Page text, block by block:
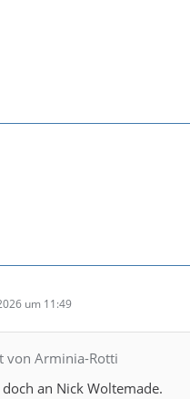
um 11:49
von Arminia-Rotti
an Nick Woltemade.